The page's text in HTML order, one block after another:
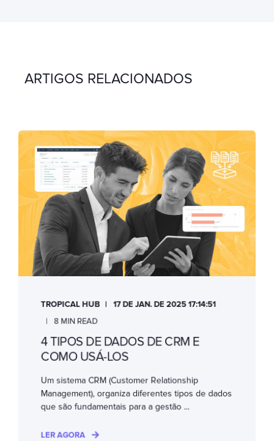
ARTIGOS RELACIONADOS
TROPICAL HUB 17 DE JAN. DE 2025 17:14:51
8 MIN READ
4 TIPOS DE DADOS DE CRM E
COMO USÁ-LOS
Um sistema CRM (Customer Relationship
Management), organiza diferentes tipos de dados
que são fundamentais para a gestão ...
LER AGORA